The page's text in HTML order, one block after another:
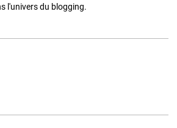
l'univers du blogging.